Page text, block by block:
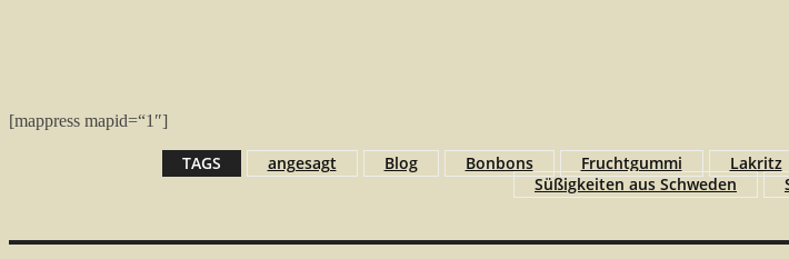
[mappress mapid=“1″]
TAGS angesagt Blog Bonbons Fruchtgummi Lakritz
Süßigkeiten aus Schweden